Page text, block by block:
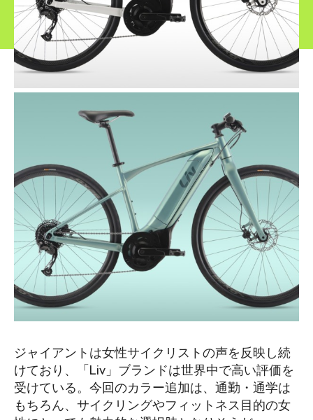
ジャイアントは女性サイクリストの声を反映し続
けており、「Liv」ブランドは世界中で高い評価を
受けている。今回のカラー追加は、通勤・通学は
もちろん、サイクリングやフィットネス目的の女